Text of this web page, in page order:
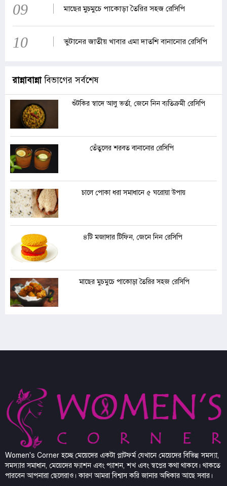
09 মাছের মুচমুচে পাকোড়া তৈরির সহজ রেসিপি
10 ভুটানের জাতীয় খাবার এমা দাতশি বানানোর রেসিপি
রান্নাবান্নাবিভাগের সর্বশেষ
শুঁটকির স্বাদে আলু ভর্তা, জেনে নিন ব্যতিক্রমী রেসিপি
তেঁতুলের শরবত বানানোর রেসিপি
চালে পোকা ধরা সমাধানে ৫ ঘরোয়া উপায়
৪টি মজাদার টিফিন, জেনে নিন রেসিপি
মাছের মুচমুচে পাকোড়া তৈরির সহজ রেসিপি
Women's Corner হচ্ছে মেয়েদের একটা প্লাটফর্ম যেখানে মেয়েদের বিভিন্ন সমস্যা,
সমস্যার সমাধান, মেয়েদের ফ্যাশন এবং প্যাশন, শখ এবং স্বপ্নের কথা থাকবে। থাকতে
পারবেন আপনারা ছেলেরাও। কারণ আমরা বিশ্বাস করি জানার অধিকার আছে সবার।